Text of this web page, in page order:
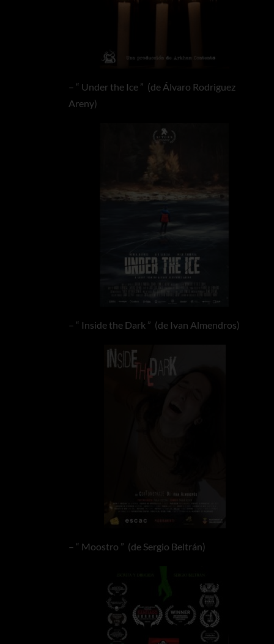
– “ Under the Ice ” (de Álvaro Rodriguez
Areny)
– “ Inside the Dark ” (de Ivan Almendros)
– “ Moostro ” (de Sergio Beltrán)